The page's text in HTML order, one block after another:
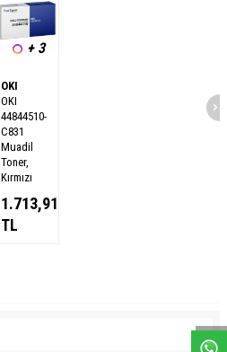
+ 3
OKI
OKI
44844510-
C831
Muadil
Toner,
Kırmızı
1.713,91
TL